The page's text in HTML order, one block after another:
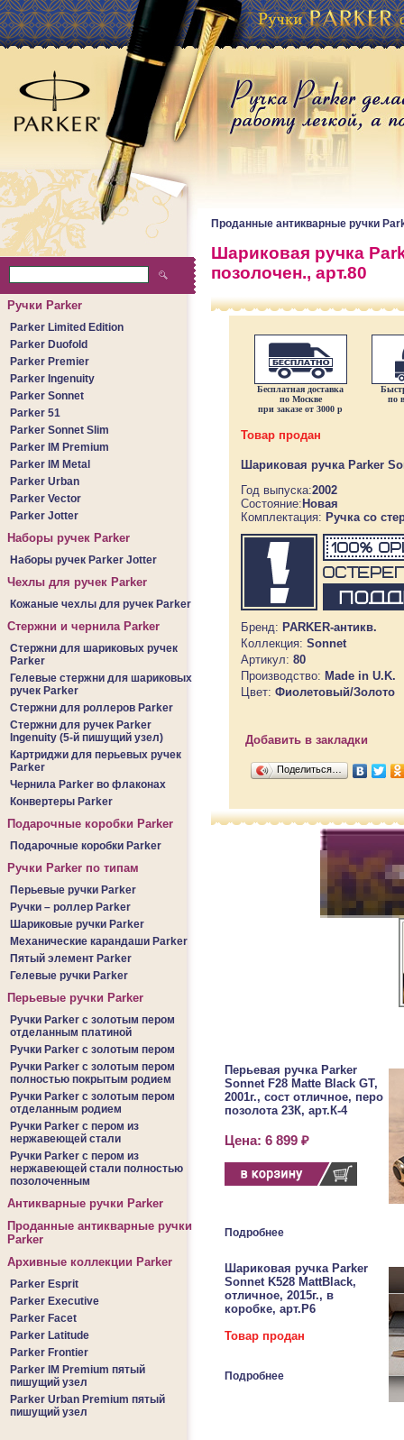
Ручки Parker
Parker Limited Edition
Parker Duofold
Parker Premier
Parker Ingenuity
Parker Sonnet
Parker 51
Parker Sonnet Slim
Parker IM Premium
Parker IM Metal
Parker Urban
Parker Vector
Parker Jotter
Наборы ручек Parker
Наборы ручек Parker Jotter
Чехлы для ручек Parker
Кожаные чехлы для ручек Parker
Стержни и чернила Parker
Стержни для шариковых ручек
Parker
Гелевые стержни для шариковых
ручек Parker
Стержни для роллеров Parker
Стержни для ручек Parker
Ingenuity (5-й пишущий узел)
Картриджи для перьевых ручек
Parker
Чернила Parker во флаконах
Конвертеры Parker
Подарочные коробки Parker
Подарочные коробки Parker
Ручки Parker по типам
Перьевые ручки Parker
Ручки – роллер Parker
Шариковые ручки Parker
Механические карандаши Parker
Пятый элемент Parker
Гелевые ручки Parker
Перьевые ручки Parker
Ручки Parker c золотым пером
отделанным платиной
Ручки Parker c золотым пером
Ручки Parker c золотым пером
полностью покрытым родием
Ручки Parker c золотым пером
отделанным родием
Ручки Parker c пером из
нержавеющей стали
Ручки Parker c пером из
нержавеющей стали полностью
позолоченным
Антикварные ручки Parker
Проданные антикварные ручки
Parker
Архивные коллекции Parker
Parker Esprit
Parker Executive
Parker Facet
Parker Latitude
Parker Frontier
Parker IM Premium пятый
пишущий узел
Parker Urban Premium пятый
пишущий узел
Проданные антикварные ручки
Шариковая ручка
позолочен., арт.80
Бесплатная доставка
по Москве
при заказе от 3000 р
по
Товар продан
Шариковая ручка Parker
Год выпуска:2002
Состояние: Новая
Комплектация: Ручка со
Бренд: PARKER-антикв.
Коллекция: Sonnet
Артикул: 80
Производство: Made in U.K.
Цвет: Фиолетовый/Золото
Добавить в закладки
Поделиться…
Перьевая ручка Parker
Sonnet F28 Matte Black GT,
2001г., сост отличное, перо
позолота 23К, арт.К-4
Цена: 6 899 ₽
Подробнее
Шариковая ручка Parker
Sonnet K528 MattBlack,
отличное, 2015г., в
коробке, арт.Р6
Товар продан
Подробнее